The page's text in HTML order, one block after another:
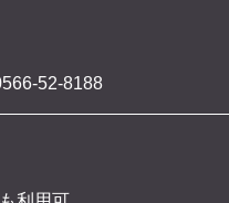
52-8188